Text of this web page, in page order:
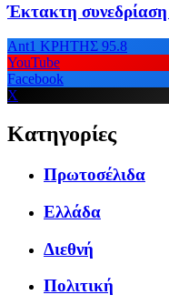
Έκτακτη συνεδρίαση
Ant1 ΚΡΗΤΗΣ 95.8
YouTube
Facebook
X
Κατηγορίες
Πρωτοσέλιδα
Ελλάδα
Διεθνή
Πολιτική